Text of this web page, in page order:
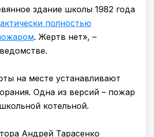
здание школы 1982 года
полностью
. Жертв нет», –
на месте устанавливают
Одна из версий – пожар
котельной.
Андрей Тарасенко